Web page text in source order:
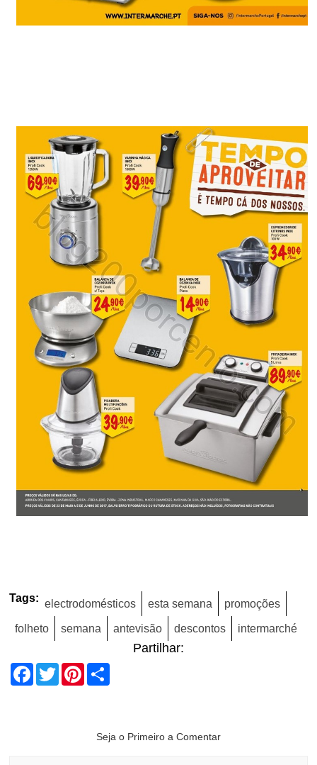
Tags: electrodomésticos esta semana promoções
folheto semana antevisão descontos intermarché
Partilhar:
Facebook
TwitterPinterest
Seja o Primeiro a Comentar